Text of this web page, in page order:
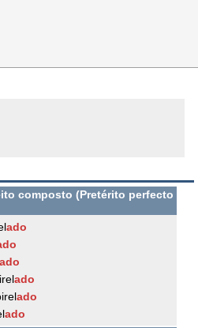
composto (Pretérito perfecto
ado
ado
ado
ado
ado